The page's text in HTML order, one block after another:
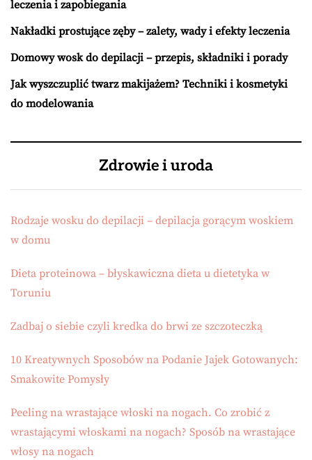
leczenia i zapobiegania
Nakładki prostujące zęby – zalety, wady i efekty leczenia
Domowy wosk do depilacji – przepis, składniki i porady
Jak wyszczuplić twarz makijażem? Techniki i kosmetyki
do modelowania
Zdrowie i uroda
Rodzaje wosku do depilacji – depilacja gorącym woskiem
w domu
Dieta proteinowa – błyskawiczna dieta u dietetyka w
Toruniu
Zadbaj o siebie czyli kredka do brwi ze szczoteczką
10 Kreatywnych Sposobów na Podanie Jajek Gotowanych:
Smakowite Pomysły
Peeling na wrastające włoski na nogach. Co zrobić z
wrastającymi włoskami na nogach? Sposób na wrastające
włosy na nogach